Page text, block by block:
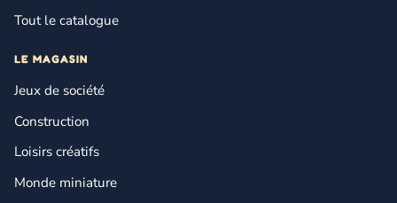
Tout le catalogue
LE MAGASIN
Jeux de société
Construction
Loisirs créatifs
Monde miniature